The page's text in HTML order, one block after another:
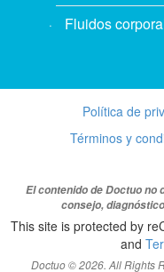
Fluidos
Política de
Términos y
El contenido de Doctuo no
consejo,
This site is protected by
and
Doctuo © 2026. All Rights